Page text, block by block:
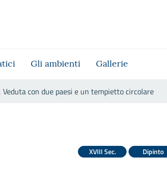
Gli ambienti Gallerie
con due paesi e un tempietto circolare
XVIII Sec. Dipinto